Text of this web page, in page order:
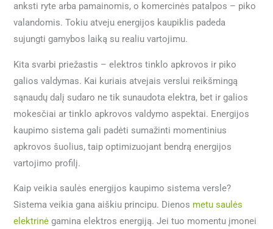
anksti ryte arba pamainomis, o komercinės patalpos – piko
valandomis. Tokiu atveju energijos kaupiklis padeda
sujungti gamybos laiką su realiu vartojimu.
Kita svarbi priežastis – elektros tinklo apkrovos ir piko
galios valdymas. Kai kuriais atvejais verslui reikšmingą
sąnaudų dalį sudaro ne tik sunaudota elektra, bet ir galios
mokesčiai ar tinklo apkrovos valdymo aspektai. Energijos
kaupimo sistema gali padėti sumažinti momentinius
apkrovos šuolius, taip optimizuojant bendrą energijos
vartojimo profilį.
Kaip veikia saulės energijos kaupimo sistema versle?
Sistema veikia gana aiškiu principu. Dienos metu saulės
elektrinė gamina elektros energiją. Jei tuo momentu įmonei